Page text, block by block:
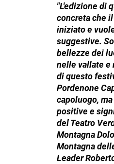
"L'edizione di
concreta che
iniziato e
suggestive.
bellezze dei
nelle vallate e
di questo
Pordenone
capoluogo,
positive e
del Teatro
Montagna
Montagna
Leader